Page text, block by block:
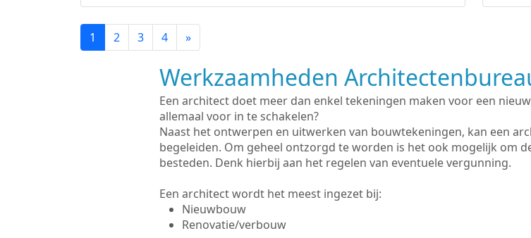
1 2 3 4 »
Werkzaamheden
Een architect doet meer dan enkel tekeningen maken voor een
allemaal voor in te schakelen?
Naast het ontwerpen en uitwerken van bouwtekeningen, kan een
begeleiden. Om geheel ontzorgd te worden is het ook mogelijk om
besteden. Denk hierbij aan het regelen van eventuele vergunning.
Een architect wordt het meest ingezet bij:
Nieuwbouw
Renovatie/verbouw